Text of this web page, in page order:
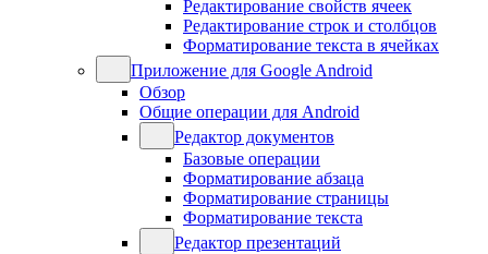
Редактирование свойств ячеек
Редактирование строк и столбцов
Форматирование текста в ячейках
Приложение для Google Android
Обзор
Общие операции для Android
Редактор документов
Базовые операции
Форматирование абзаца
Форматирование страницы
Форматирование текста
Редактор презентаций